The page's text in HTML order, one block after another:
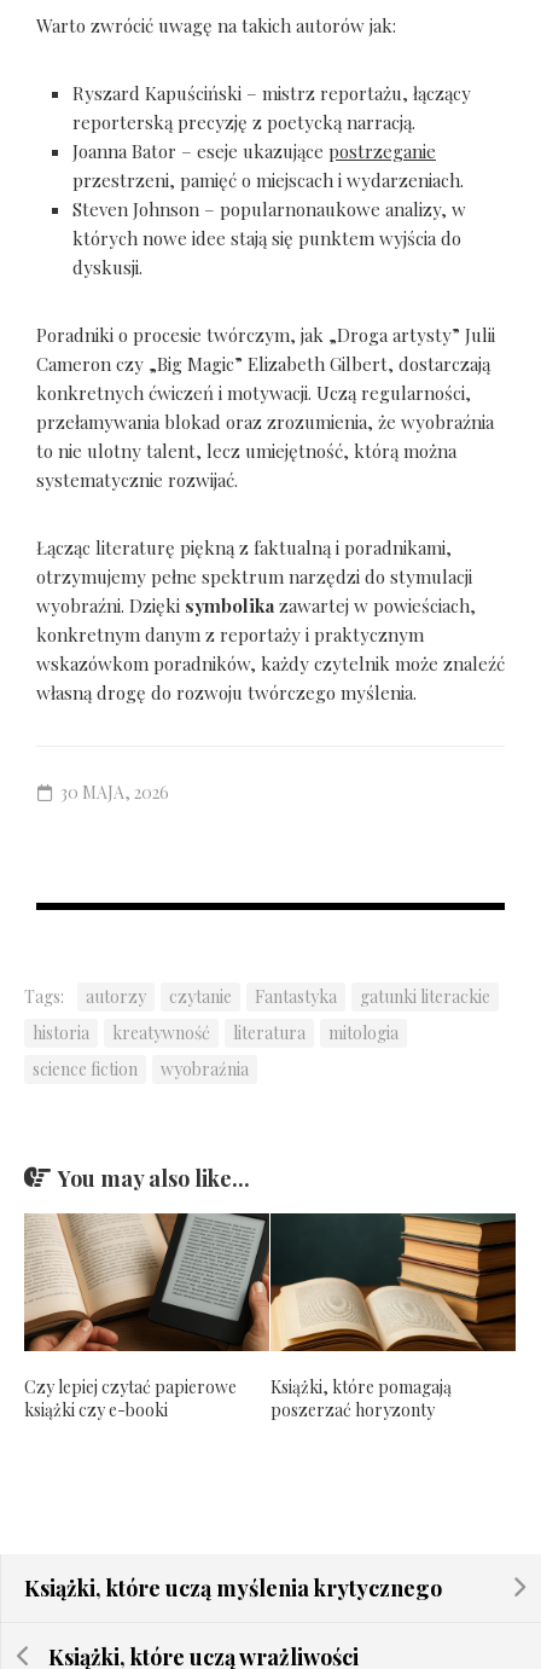
Warto zwrócić uwagę na takich autorów jak:
Ryszard Kapuściński – mistrz reportażu, łączący
reporterską precyzję z poetycką narracją.
Joanna Bator – eseje ukazujące postrzeganie
przestrzeni, pamięć o miejscach i wydarzeniach.
Steven Johnson – popularnonaukowe analizy, w
których nowe idee stają się punktem wyjścia do
dyskusji.
Poradniki o procesie twórczym, jak „Droga artysty” Julii
Cameron czy „Big Magic” Elizabeth Gilbert, dostarczają
konkretnych ćwiczeń i motywacji. Uczą regularności,
przełamywania blokad oraz zrozumienia, że wyobraźnia
to nie ulotny talent, lecz umiejętność, którą można
systematycznie rozwijać.
Łącząc literaturę piękną z faktualną i poradnikami,
otrzymujemy pełne spektrum narzędzi do stymulacji
wyobraźni. Dzięki symbolika zawartej w powieściach,
konkretnym danym z reportaży i praktycznym
wskazówkom poradników, każdy czytelnik może znaleźć
własną drogę do rozwoju twórczego myślenia.
30 MAJA, 2026
Tags: autorzy czytanie Fantastyka
gatunki literackie
historia
kreatywność literatura
mitologia
science fiction
wyobraźnia
You may also like...
Czy lepiej czytać papierowe
książki czy e-booki
Książki, które pomagają
poszerzać horyzonty
Książki, które uczą myślenia krytycznego
Książki, które uczą wrażliwości